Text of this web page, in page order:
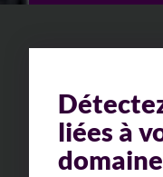
liées à
domaine